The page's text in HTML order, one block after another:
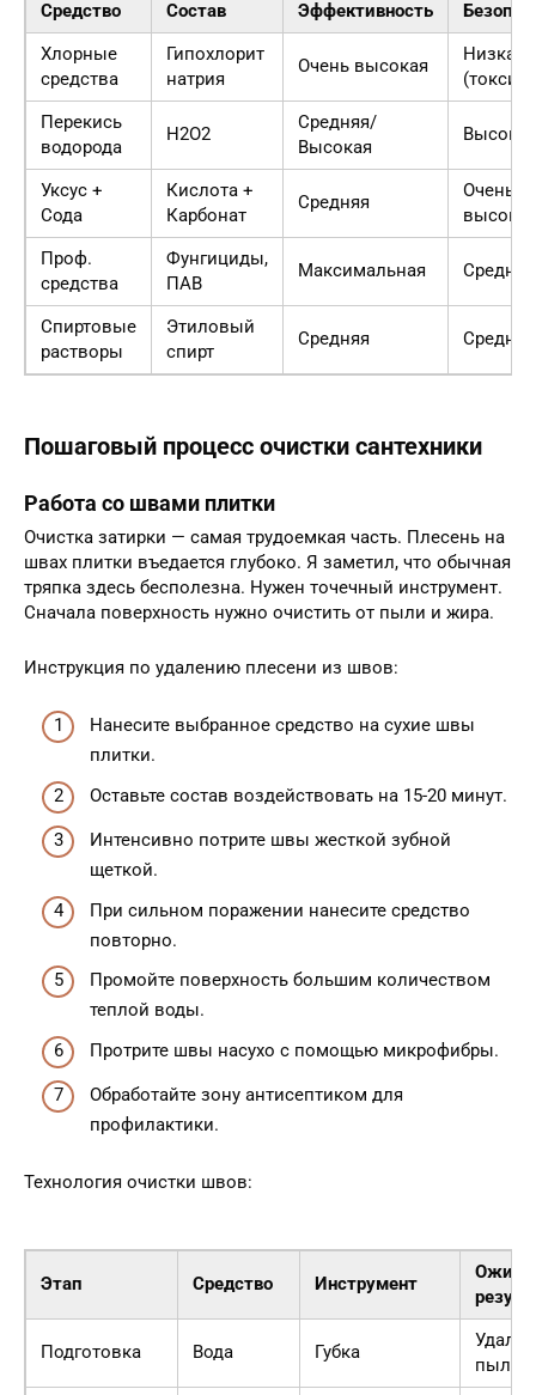
Средство Состав Эффективность
Хлорные
средства
Гипохлорит
натрия
Очень высокая
Низкая
Перекись
водорода
H2O2
Средняя/
Высокая
Высокая
Уксус +
Сода
Кислота +
Карбонат
Средняя
Очень
высокая
Проф.
средства
Фунгициды,
ПАВ
Максимальная Средняя
Спиртовые
растворы
Этиловый
спирт
Средняя Средняя
Пошаговый процесс очистки сантехники
Работа со швами плитки
Очистка затирки — самая трудоемкая часть. Плесень на
швах плитки въедается глубоко. Я заметил, что обычная
тряпка здесь бесполезна. Нужен точечный инструмент.
Сначала поверхность нужно очистить от пыли и жира.
Инструкция по удалению плесени из швов:
Нанесите выбранное средство на сухие швы
плитки.
Оставьте состав воздействовать на 15-20 минут.
Интенсивно потрите швы жесткой зубной
щеткой.
При сильном поражении нанесите средство
повторно.
Промойте поверхность большим количеством
теплой воды.
Протрите швы насухо с помощью микрофибры.
Обработайте зону антисептиком для
профилактики.
Технология очистки швов:
Этап Средство Инструмент
Подготовка Вода Губка
пыли